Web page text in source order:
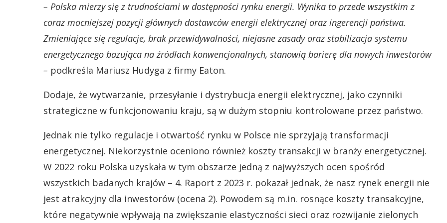
– Polska mierzy się z trudnościami w dostępności rynku energii. Wynika to przede wszystkim z
coraz mocniejszej pozycji głównych dostawców energii elektrycznej oraz ingerencji państwa.
Zmieniające się regulacje, brak przewidywalności, niejasne zasady oraz stabilizacja systemu
energetycznego bazująca na źródłach konwencjonalnych, stanowią barierę dla nowych inwestorów
– podkreśla Mariusz Hudyga z firmy Eaton.
Dodaje, że wytwarzanie, przesyłanie i dystrybucja energii elektrycznej, jako czynniki
strategiczne w funkcjonowaniu kraju, są w dużym stopniu kontrolowane przez państwo.
Jednak nie tylko regulacje i otwartość rynku w Polsce nie sprzyjają transformacji
energetycznej. Niekorzystnie oceniono również koszty transakcji w branży energetycznej.
W 2022 roku Polska uzyskała w tym obszarze jedną z najwyższych ocen spośród
wszystkich badanych krajów – 4. Raport z 2023 r. pokazał jednak, że nasz rynek energii nie
jest atrakcyjny dla inwestorów (ocena 2). Powodem są m.in. rosnące koszty transakcyjne,
które negatywnie wpływają na zwiększanie elastyczności sieci oraz rozwijanie zielonych